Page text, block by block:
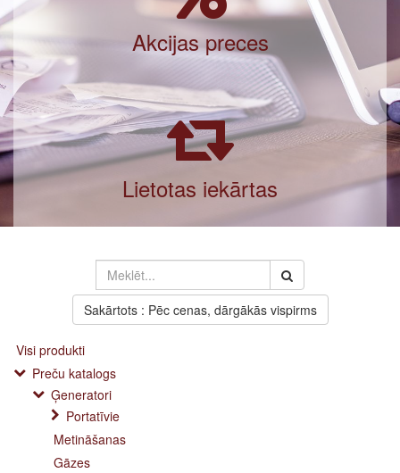
Akcijas preces
Lietotas iekārtas
Sakārtots : Pēc cenas, dārgākās vispirms
Visi produkti
Preču katalogs
Ģeneratori
Portatīvie
Metināšanas
Gāzes